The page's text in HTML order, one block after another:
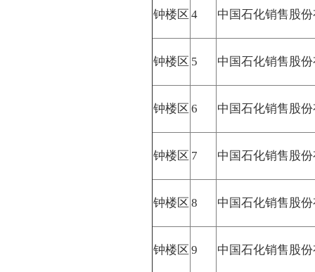
钟楼区 4 中国石化销售股
钟楼区 5 中国石化销售股
钟楼区 6 中国石化销售股
钟楼区 7 中国石化销售股
钟楼区 8 中国石化销售股
钟楼区 9 中国石化销售股